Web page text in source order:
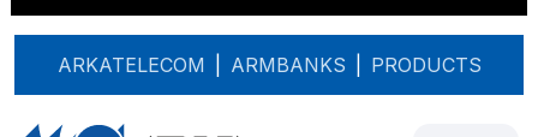
ARKATELECOM ARMBANKS PRODUCTS